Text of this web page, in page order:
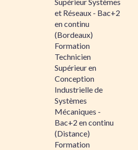
et Réseaux - Bac+2
en continu
(Bordeaux)
Formation
Technicien
Supérieur en
Conception
Industrielle de
Systèmes
Mécaniques -
Bac+2 en continu
(Distance)
Formation